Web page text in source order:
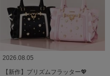
2026.08.05
【新作】プリズムフラッター💖